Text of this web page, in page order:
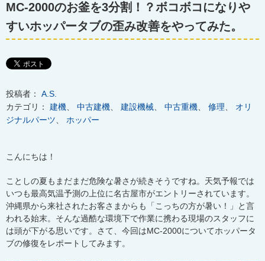
MC-2000のお釜を3分割！？ボコボコになりや
すいホッパータブの歪み改善をやってみた。
投稿者：
A.S.
カテゴリ： 建機 中古建機 建設機械 中古重機 修理
オリ
ジナルパーツ
ホッパー
こんにちは！
ことしの夏もまだまだ危険な暑さが続きそうですね。天気予報では
いつも最高気温予測の上位に名古屋市がエントリーされています。
沖縄県から来社されたお客さまからも「こっちの方が暑い！」と言
われる始末。そんな過酷な環境下で作業に携わる現場のスタッフに
は頭が下がる思いです。さて、今回はMC-2000についてホッパータ
ブの修復をレポートしてみます。